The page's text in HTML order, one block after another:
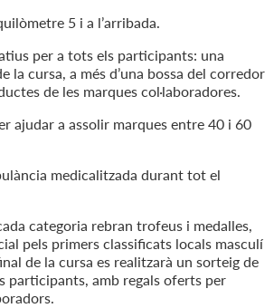
5 i a l’arribada.
per a tots els participants: una
la cursa, a més d’una bossa del corredor
de les marques col·laboradores.
ajudar a assolir marques entre 40 i 60
medicalitzada durant tot el
categoria rebran trofeus i medalles,
pels primers classificats locals masculí
de la cursa es realitzarà un sorteig de
participants, amb regals oferts per